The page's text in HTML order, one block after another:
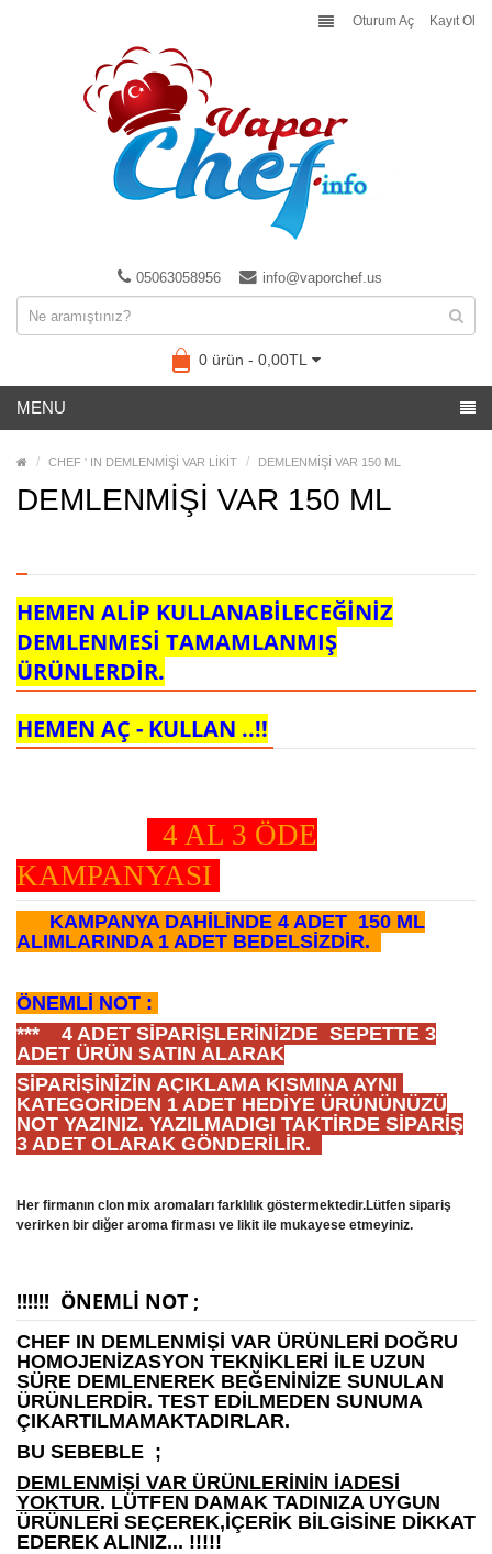
Oturum Aç Kayıt Ol
05063058956 info@vaporchef.us
0 ürün - 0,00TL
MENU
CHEF ' IN DEMLENMİŞİ VAR LİKİT DEMLENMİŞİ VAR 150 ML
DEMLENMİŞİ VAR 150 ML
HEMEN ALİP KULLANABİLECEĞİNİZ
DEMLENMESİ TAMAMLANMIŞ
ÜRÜNLERDİR.
HEMEN AÇ - KULLAN ..!!
4 AL 3 ÖDE
KAMPANYASI
KAMPANYA DAHİLİNDE 4 ADET 150 ML
ALIMLARINDA 1 ADET BEDELSİZDİR.
ÖNEMLİ NOT :
*** 4 ADET SİPARİŞLERİNİZDE SEPETTE 3
ADET ÜRÜN SATIN ALARAK
SİPARİŞİNİZİN AÇIKLAMA KISMINA AYNI
KATEGORİDEN 1 ADET HEDİYE ÜRÜNÜNÜZÜ
NOT YAZINIZ. YAZILMADIGI TAKTİRDE SİPARİŞ
3 ADET OLARAK GÖNDERİLİR.
Her firmanın clon mix aromaları farklılık göstermektedir.Lütfen sipariş
verirken bir diğer aroma firması ve likit ile mukayese etmeyiniz.
!!!!!! ÖNEMLİ NOT ;
CHEF IN DEMLENMİŞİ VAR ÜRÜNLERİ DOĞRU
HOMOJENİZASYON TEKNİKLERİ İLE UZUN
SÜRE DEMLENEREK BEĞENİNİZE SUNULAN
ÜRÜNLERDİR. TEST EDİLMEDEN SUNUMA
ÇIKARTILMAMAKTADIRLAR.
BU SEBEBLE ;
DEMLENMİŞİ VAR ÜRÜNLERİNİN İADESİ
YOKTUR. LÜTFEN DAMAK TADINIZA UYGUN
ÜRÜNLERİ SEÇEREK,İÇERİK BİLGİSİNE DİKKAT
EDEREK ALINIZ... !!!!!